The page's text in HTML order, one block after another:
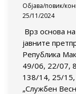
Објава/повик/
25/11/2024
Врз основа
јавните
Република
49/06, 22/07,
138/14, 25/
„Службен